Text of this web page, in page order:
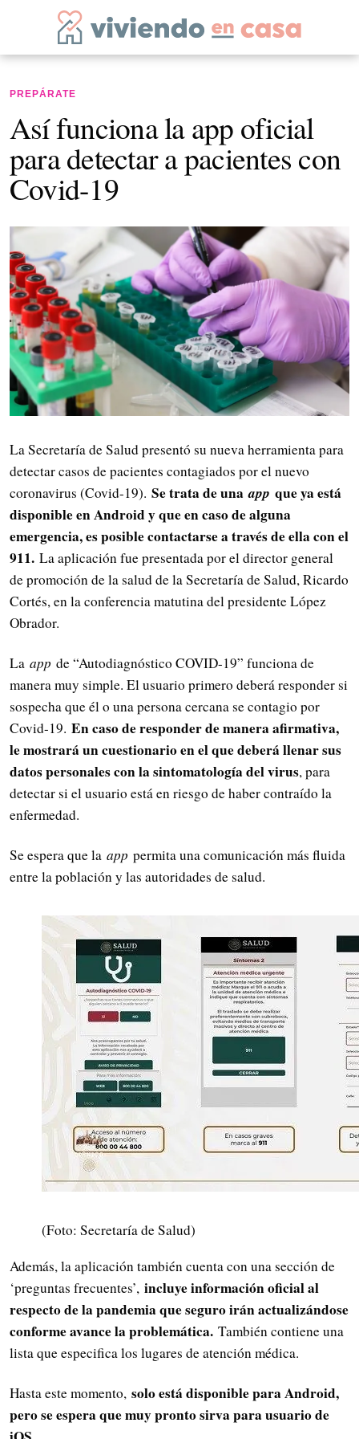
PREPÁRATE
Así funciona la app oficial
para detectar a pacientes con
Covid-19
La Secretaría de Salud presentó su nueva herramienta para
detectar casos de pacientes contagiados por el nuevo
coronavirus (Covid-19). Se trata de unaapp que ya está
disponible en Android y que en caso de alguna
emergencia, es posible contactarse a través de ella con el
911. La aplicación fue presentada por el director general
de promoción de la salud de la Secretaría de Salud, Ricardo
Cortés, en la conferencia matutina del presidente López
Obrador.
La app de “Autodiagnóstico COVID-19” funciona de
manera muy simple. El usuario primero deberá responder si
sospecha que él o una persona cercana se contagio por
Covid-19. En caso de responder de manera afirmativa,
le mostrará un cuestionario en el que deberá llenar sus
datos personales con la sintomatología del virus, para
detectar si el usuario está en riesgo de haber contraído la
enfermedad.
Se espera que la app permita una comunicación más fluida
entre la población y las autoridades de salud.
(Foto: Secretaría de Salud)
Además, la aplicación también cuenta con una sección de
‘preguntas frecuentes’, incluye información oficial al
respecto de la pandemia que seguro irán actualizándose
conforme avance la problemática. También contiene una
lista que especifica los lugares de atención médica.
Hasta este momento, solo está disponible para Android,
pero se espera que muy pronto sirva para usuario de